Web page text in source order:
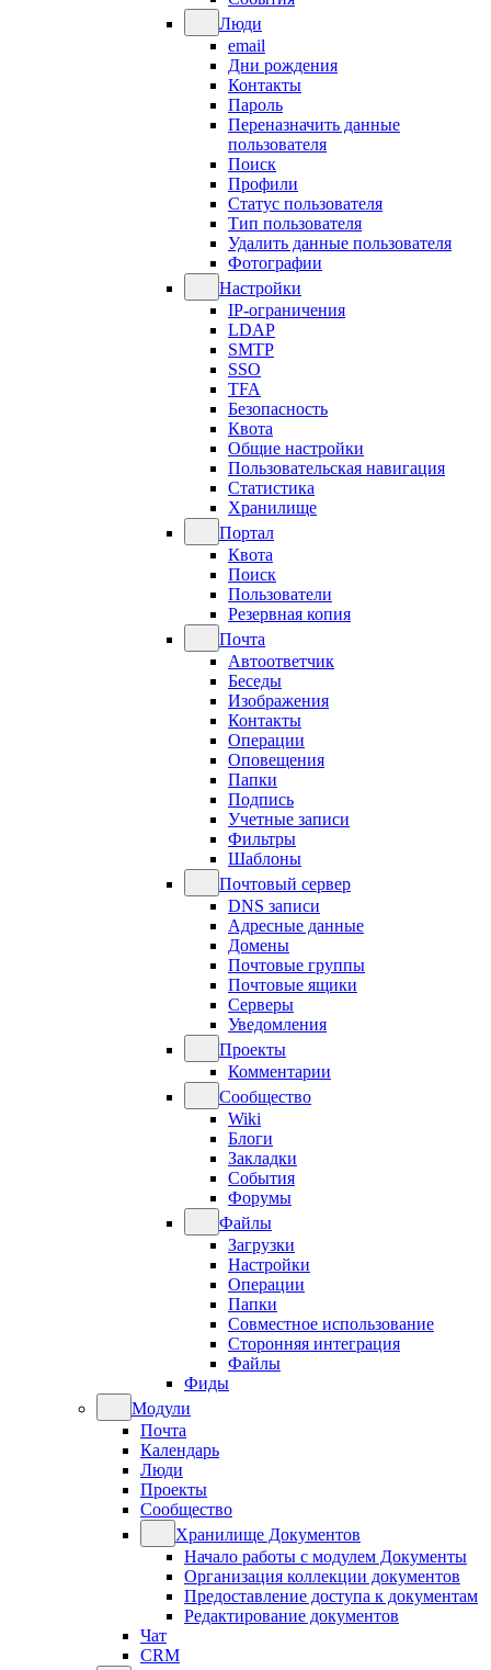
Люди
email
Дни рождения
Контакты
Пароль
Переназначить данные
пользователя
Поиск
Профили
Статус пользователя
Тип пользователя
Удалить данные пользователя
Фотографии
Настройки
IP-ограничения
LDAP
SMTP
SSO
TFA
Безопасность
Квота
Общие настройки
Пользовательская навигация
Статистика
Хранилище
Портал
Квота
Поиск
Пользователи
Резервная копия
Почта
Автоответчик
Беседы
Изображения
Контакты
Операции
Оповещения
Папки
Подпись
Учетные записи
Фильтры
Шаблоны
Почтовый сервер
DNS записи
Адресные данные
Домены
Почтовые группы
Почтовые ящики
Серверы
Уведомления
Проекты
Комментарии
Сообщество
Wiki
Блоги
Закладки
События
Форумы
Файлы
Загрузки
Настройки
Операции
Папки
Совместное использование
Сторонняя интеграция
Файлы
Фиды
Модули
Почта
Календарь
Люди
Проекты
Сообщество
Хранилище Документов
Начало работы с модулем Документы
Организация коллекции документов
Предоставление доступа к документам
Редактирование документов
Чат
CRM